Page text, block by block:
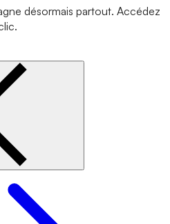
désormais partout. Accédez